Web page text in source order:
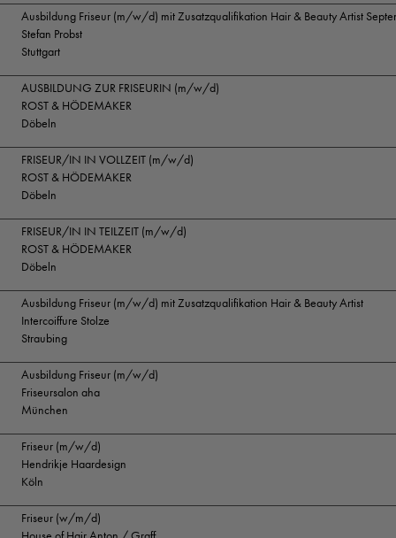
Ausbildung Friseur (m/w/d) mit Zusatzqualifikation Hair & Beauty Artist
Stefan Probst
Stuttgart
AUSBILDUNG ZUR FRISEURIN (m/w/d)
ROST & HÖDEMAKER
Döbeln
FRISEUR/IN IN VOLLZEIT (m/w/d)
ROST & HÖDEMAKER
Döbeln
FRISEUR/IN IN TEILZEIT (m/w/d)
ROST & HÖDEMAKER
Döbeln
Ausbildung Friseur (m/w/d) mit Zusatzqualifikation Hair & Beauty Artist
Intercoiffure Stolze
Straubing
Ausbildung Friseur (m/w/d)
Friseursalon aha
München
Friseur (m/w/d)
Hendrikje Haardesign
Köln
Friseur (w/m/d)